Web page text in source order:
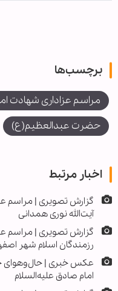
برچسب‌ها
مراسم عزاداری شهادت
حضرت عبدالعظیم(ع)
اخبار مرتبط
گزارش تصویری | مراسم
آیت‌الله نوری همدانی
گزارش تصویری | مراسم
رزمندگان اسلام شهر
عکس خبری | حال‌وهوای
امام صادق علیه‌السلام